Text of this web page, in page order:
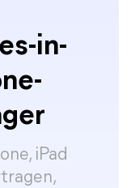
in-
iPad